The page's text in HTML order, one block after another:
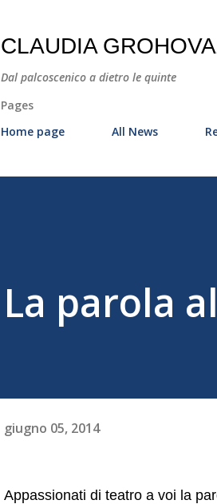
CLAUDIA
Dal palcoscenico a dietro le quinte
Pages
Home page
All News
La parola
giugno 05, 2014
Appassionati di teatro a voi la